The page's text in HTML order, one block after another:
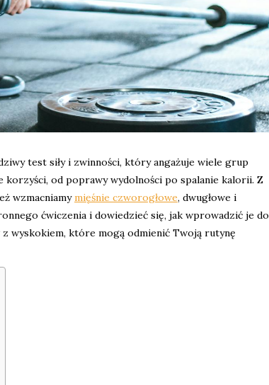
test siły i zwinności, który angażuje wiele grup
korzyści, od poprawy wydolności po spalanie kalorii. Z
wzmacniamymięśnie czworogłowe, dwugłowe i
ćwiczenia i dowiedzieć się, jak wprowadzić je do
wyskokiem, które mogą odmienić Twoją rutynę